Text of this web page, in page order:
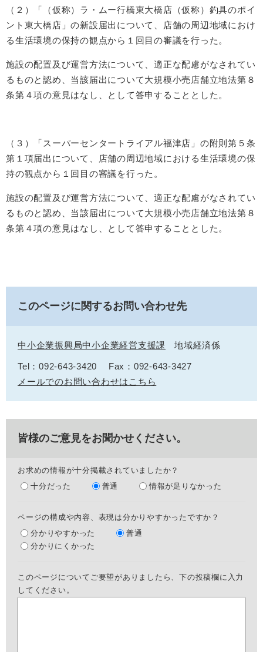
（２）「（仮称）ラ・ムー行橋東大橋店（仮称）釣具のポイ
ント東大橋店」の新設届出について、店舗の周辺地域におけ
る生活環境の保持の観点から１回目の審議を行った。
施設の配置及び運営方法について、適正な配慮がなされてい
るものと認め、当該届出について大規模小売店舗立地法第８
条第４項の意見はなし、として答申することとした。
（３）「スーパーセンタートライアル福津店」の附則第５条
第１項届出について、店舗の周辺地域における生活環境の保
持の観点から１回目の審議を行った。
施設の配置及び運営方法について、適正な配慮がなされてい
るものと認め、当該届出について大規模小売店舗立地法第８
条第４項の意見はなし、として答申することとした。
このページに関するお問い合わせ先
中小企業振興局中小企業経営支援課 地域経済係
Tel：092-643-3420
Fax：092-643-3427
メールでのお問い合わせはこちら
皆様のご意見をお聞かせください。
お求めの情報が十分掲載されていましたか？
十分だった
普通 情報が足りなかった
ページの構成や内容、表現は分かりやすかったですか？
分かりやすかった
普通
分かりにくかった
このページについてご要望がありましたら、下の投稿欄に入力
してください。